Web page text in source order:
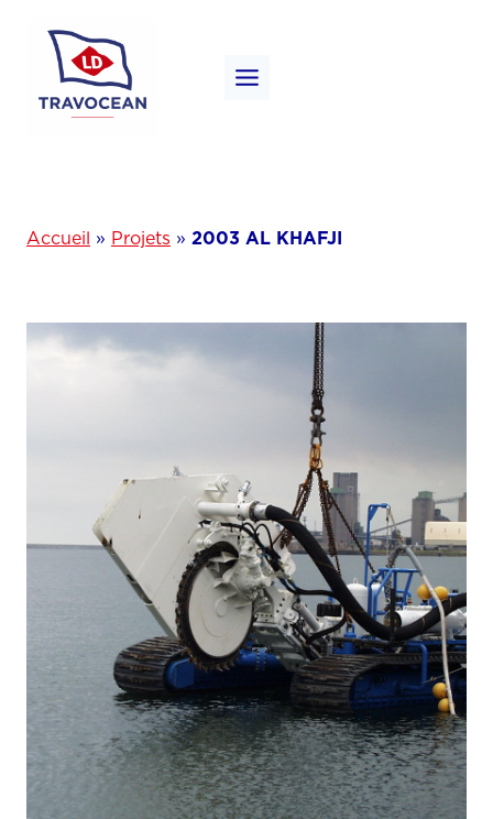
contenu
Accueil » Projets » 2003 AL KHAFJI